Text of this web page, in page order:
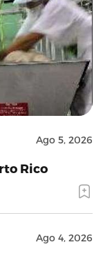
Ago 5, 2026
Rico
Ago 4, 2026